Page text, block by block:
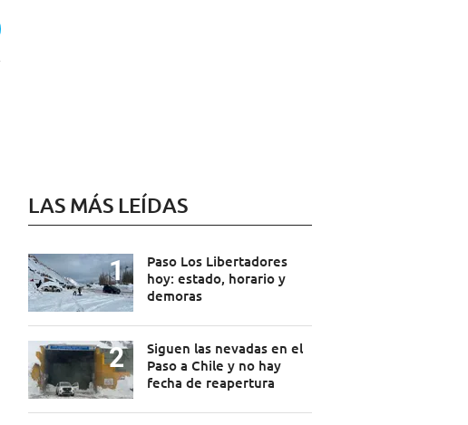
LAS MÁS LEÍDAS
Paso Los Libertadores
hoy: estado, horario y
demoras
Siguen las nevadas en el
Paso a Chile y no hay
fecha de reapertura